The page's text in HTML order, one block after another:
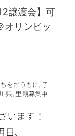
譲渡会】可
オリンピッ
をおうちに,子
県, 里親募集中
います！
、